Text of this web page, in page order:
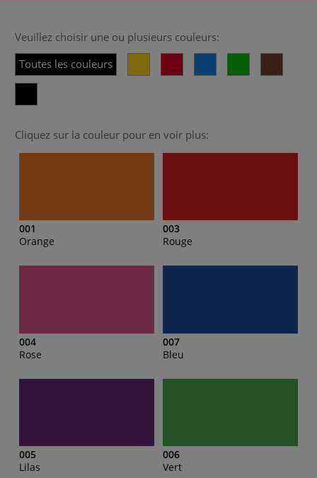
Veuillez choisir une ou plusieurs couleurs:
Toutes les couleurs
Cliquez sur la couleur pour en voir plus:
001
Orange
003
Rouge
004
Rose
007
Bleu
005
Lilas
006
Vert